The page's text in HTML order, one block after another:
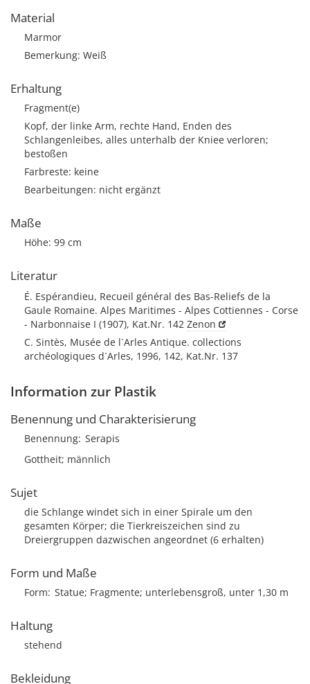
Material
Marmor
Bemerkung: Weiß
Erhaltung
Fragment(e)
Kopf, der linke Arm, rechte Hand, Enden des
Schlangenleibes, alles unterhalb der Kniee verloren;
bestoßen
Farbreste: keine
Bearbeitungen: nicht ergänzt
Maße
Höhe: 99 cm
Literatur
É. Espérandieu, Recueil général des Bas-Reliefs de la
Gaule Romaine. Alpes Maritimes - Alpes Cottiennes - Corse
- Narbonnaise I (1907), Kat.Nr. 142 Zenon
C. Sintès, Musée de l`Arles Antique. collections
archéologiques d`Arles, 1996, 142, Kat.Nr. 137
Information zur Plastik
Benennung und Charakterisierung
Benennung Serapis
Gottheit; männlich
Sujet
die Schlange windet sich in einer Spirale um den
gesamten Körper; die Tierkreiszeichen sind zu
Dreiergruppen dazwischen angeordnet (6 erhalten)
Form und Maße
Form Statue; Fragmente; unterlebensgroß, unter 1,30 m
Haltung
stehend
Bekleidung